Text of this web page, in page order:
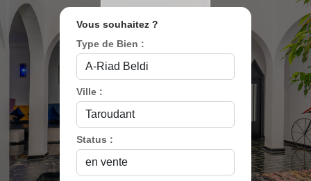
Vous souhaitez ?
Type de Bien :
Ville :
Status :